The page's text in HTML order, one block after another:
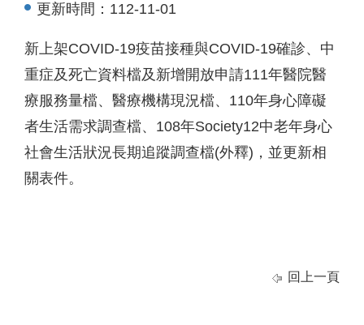
更新時間： 112-11-01
新上架COVID-19疫苗接種與COVID-19確診、中
重症及死亡資料檔及新增開放申請111年醫院醫
療服務量檔、醫療機構現況檔、110年身心障礙
者生活需求調查檔、108年Society12中老年身心
社會生活狀況長期追蹤調查檔(外釋)，並更新相
關表件。
回上一頁